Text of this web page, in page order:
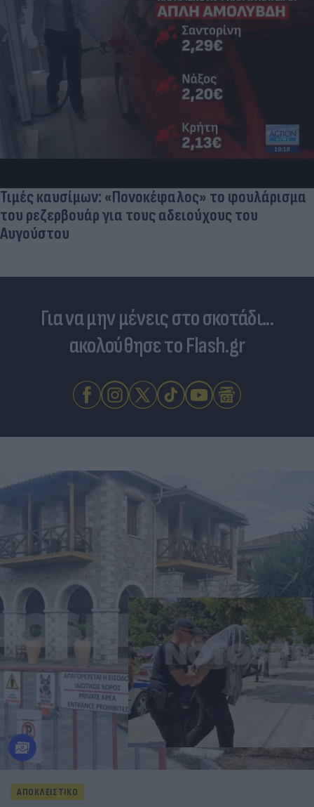
Τιμές καυσίμων: «Πονοκέφαλος» το φουλάρισμα
του ρεζερβουάρ για τους αδειούχους του
Αυγούστου
Για να μην μένεις στο σκοτάδι...
ακολούθησε το Flash.gr
ΑΠΟΚΛΕΙΣΤΙΚΟ